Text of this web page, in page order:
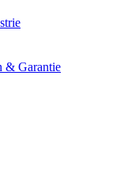
& Garantie